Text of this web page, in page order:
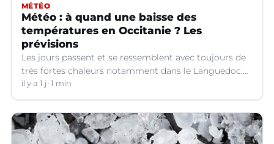
MÉTÉO
Météo : à quand une baisse des
températures en Occitanie ? Les
prévisions
Les jours passent et se ressemblent avec toujours de
très fortes chaleurs notamment dans le Languedoc.
Jusqu’à quand ?
il y a 1 j 1 min